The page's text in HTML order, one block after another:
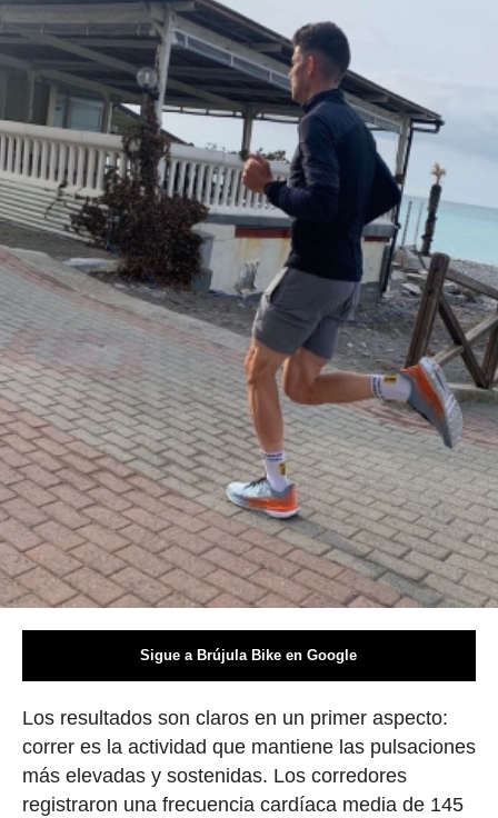
Sigue a Brújula Bike en Google
Los resultados son claros en un primer aspecto:
correr es la actividad que mantiene las pulsaciones
más elevadas y sostenidas. Los corredores
registraron una frecuencia cardíaca media de 145